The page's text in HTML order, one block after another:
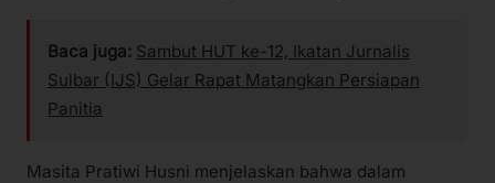
Baca juga: Sambut HUT ke-12, Ikatan Jurnalis
Sulbar (IJS) Gelar Rapat Matangkan Persiapan
Panitia
Masita Pratiwi Husni menjelaskan bahwa dalam